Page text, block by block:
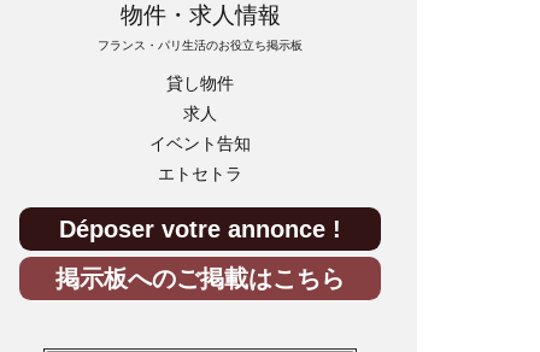
物件・求人情報
フランス・パリ生活のお役立ち掲示板
貸し物件
求人
イベント告知
エトセトラ
Déposer votre annonce !
掲示板へのご掲載はこちら